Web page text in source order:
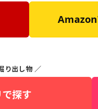
Amazon
り出し物 ／
探す